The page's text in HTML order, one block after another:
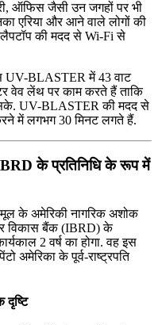
ऑफिस जैसी उन जगहों पर भी
एरिया और आने वाले लोगों की
लैपटॉप की मदद से Wi-Fi से
UV-BLASTER में 43 वाट
वेव लेंथ पर काम करते हैं ताकि
सके. UV-BLASTER की मदद से
में लगभग 30 मिनट लगते हैं.
के प्रतिनिधि के रूप में
मूल के अमेरिकी नागरिक अशोक
और विकास बैंक (IBRD) के
2 वर्ष का होगा. वह इस
अमेरिका के पूर्व-राष्ट्रपति
दृष्टि